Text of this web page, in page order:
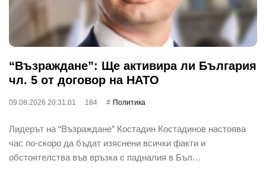
“Възраждане”: Ще активира ли България
чл. 5 от договор на НАТО
09.08.2026 20:31:01 184 Политика
Лидерът на “Възраждане” Костадин Костадинов настоява
час по-скоро да бъдат изяснени всички факти и
обстоятелства във връзка с падналия в Бъл…